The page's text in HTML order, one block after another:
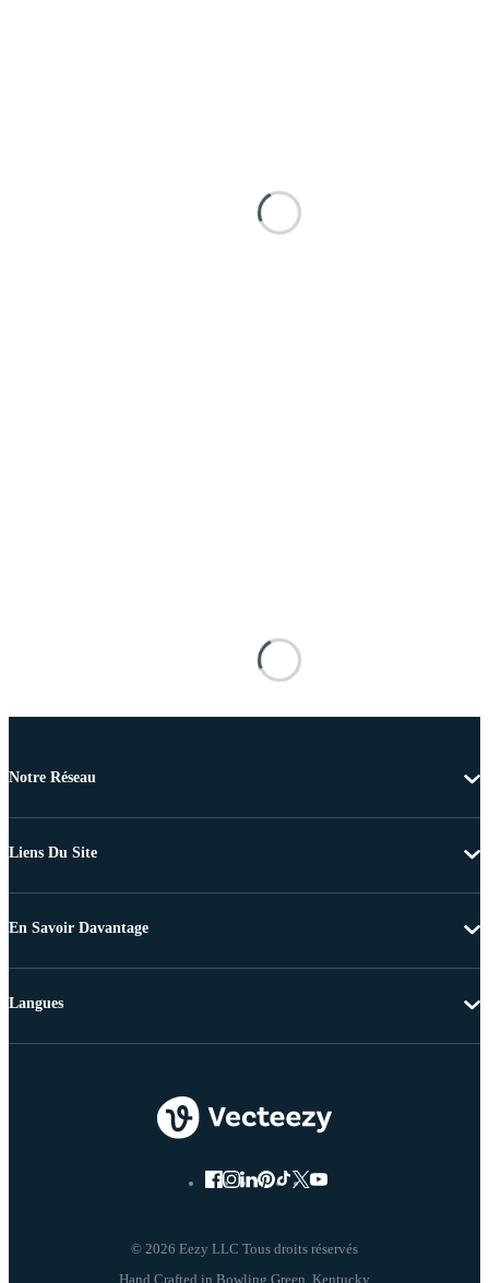
Notre Réseau
Liens Du Site
En Savoir Davantage
© 2026 Eezy LLC Tous droits réservés
Langues